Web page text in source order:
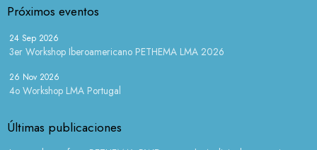
Próximos eventos
24 Sep 2026
3er Workshop Iberoamericano PETHEMA LMA 2026
26 Nov 2026
4o Workshop LMA Portugal
Últimas publicaciones